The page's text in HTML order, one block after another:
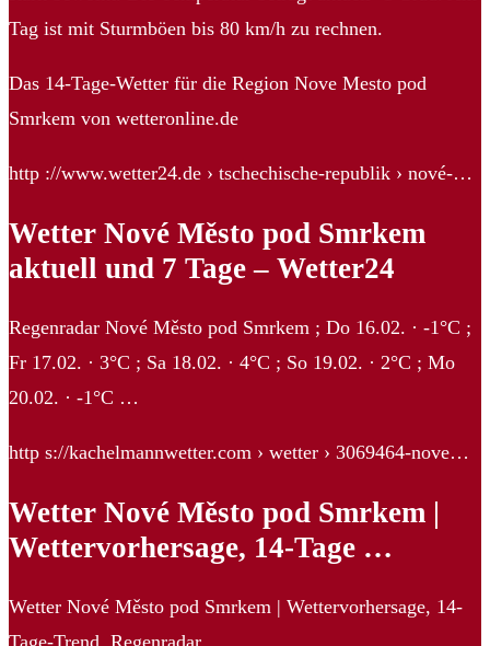
Tag ist mit Sturmböen bis 80 km/h zu rechnen.
Das 14-Tage-Wetter für die Region Nove Mesto pod
Smrkem von wetteronline.de
http ://www.wetter24.de › tschechische-republik › nové-…
Wetter Nové Město pod Smrkem
aktuell und 7 Tage – Wetter24
Regenradar Nové Město pod Smrkem ; Do 16.02. · -1°C ;
Fr 17.02. · 3°C ; Sa 18.02. · 4°C ; So 19.02. · 2°C ; Mo
20.02. · -1°C …
http s://kachelmannwetter.com › wetter › 3069464-nove…
Wetter Nové Město pod Smrkem |
Wettervorhersage, 14-Tage …
Wetter Nové Město pod Smrkem | Wettervorhersage, 14-